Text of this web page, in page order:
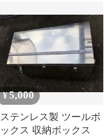
¥5,000
ステンレス製 ツールボ
ックス 収納ボックス